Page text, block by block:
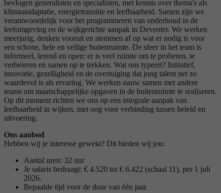
bevlogen generalisten en specialisten, met kennis over thema's als
klimaatadaptatie, energietransitie en leefbaarheid. Samen zijn we
verantwoordelijk voor het programmeren van onderhoud in de
leefomgeving en de wijkgerichte aanpak in Deventer. We werken
meerjarig, denken vooruit en stemmen af op wat er nodig is voor
een schone, hele en veilige buitenruimte. De sfeer in het team is
informeel, lerend en open: er is veel ruimte om te proberen, te
verbeteren en samen op te trekken. Wat ons typeert? Initiatief,
innovatie, gezelligheid en de overtuiging dat jong talent net zo
waardevol is als ervaring. We werken nauw samen met andere
teams om maatschappelijke opgaven in de buitenruimte te realiseren.
Op dit moment richten we ons op een integrale aanpak van
leefbaarheid in wijken, met oog voor verbinding tussen beleid en
uitvoering.
Ons aanbod
Hebben wij je interesse gewekt? Dit bieden wij jou:
Aantal uren: 32 uur
Je salaris bedraagt: € 4.520 tot € 6.422 (schaal 11), per 1 juli
2026.
Bepaalde tijd voor de duur van één jaar.